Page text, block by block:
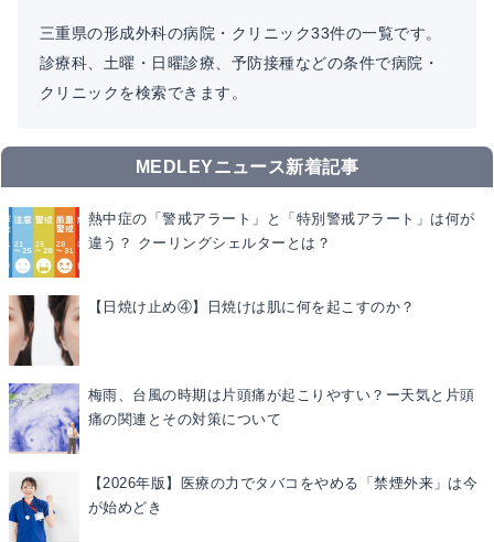
三重県の形成外科の病院・クリニック33件の一覧です。
診療科、土曜・日曜診療、予防接種などの条件で病院・
クリニックを検索できます。
MEDLEYニュース新着記事
熱中症の「警戒アラート」と「特別警戒アラート」は何が
違う？ クーリングシェルターとは？
【日焼け止め④】日焼けは肌に何を起こすのか？
梅雨、台風の時期は片頭痛が起こりやすい？ー天気と片頭
痛の関連とその対策について
【2026年版】医療の力でタバコをやめる「禁煙外来」は今
が始めどき